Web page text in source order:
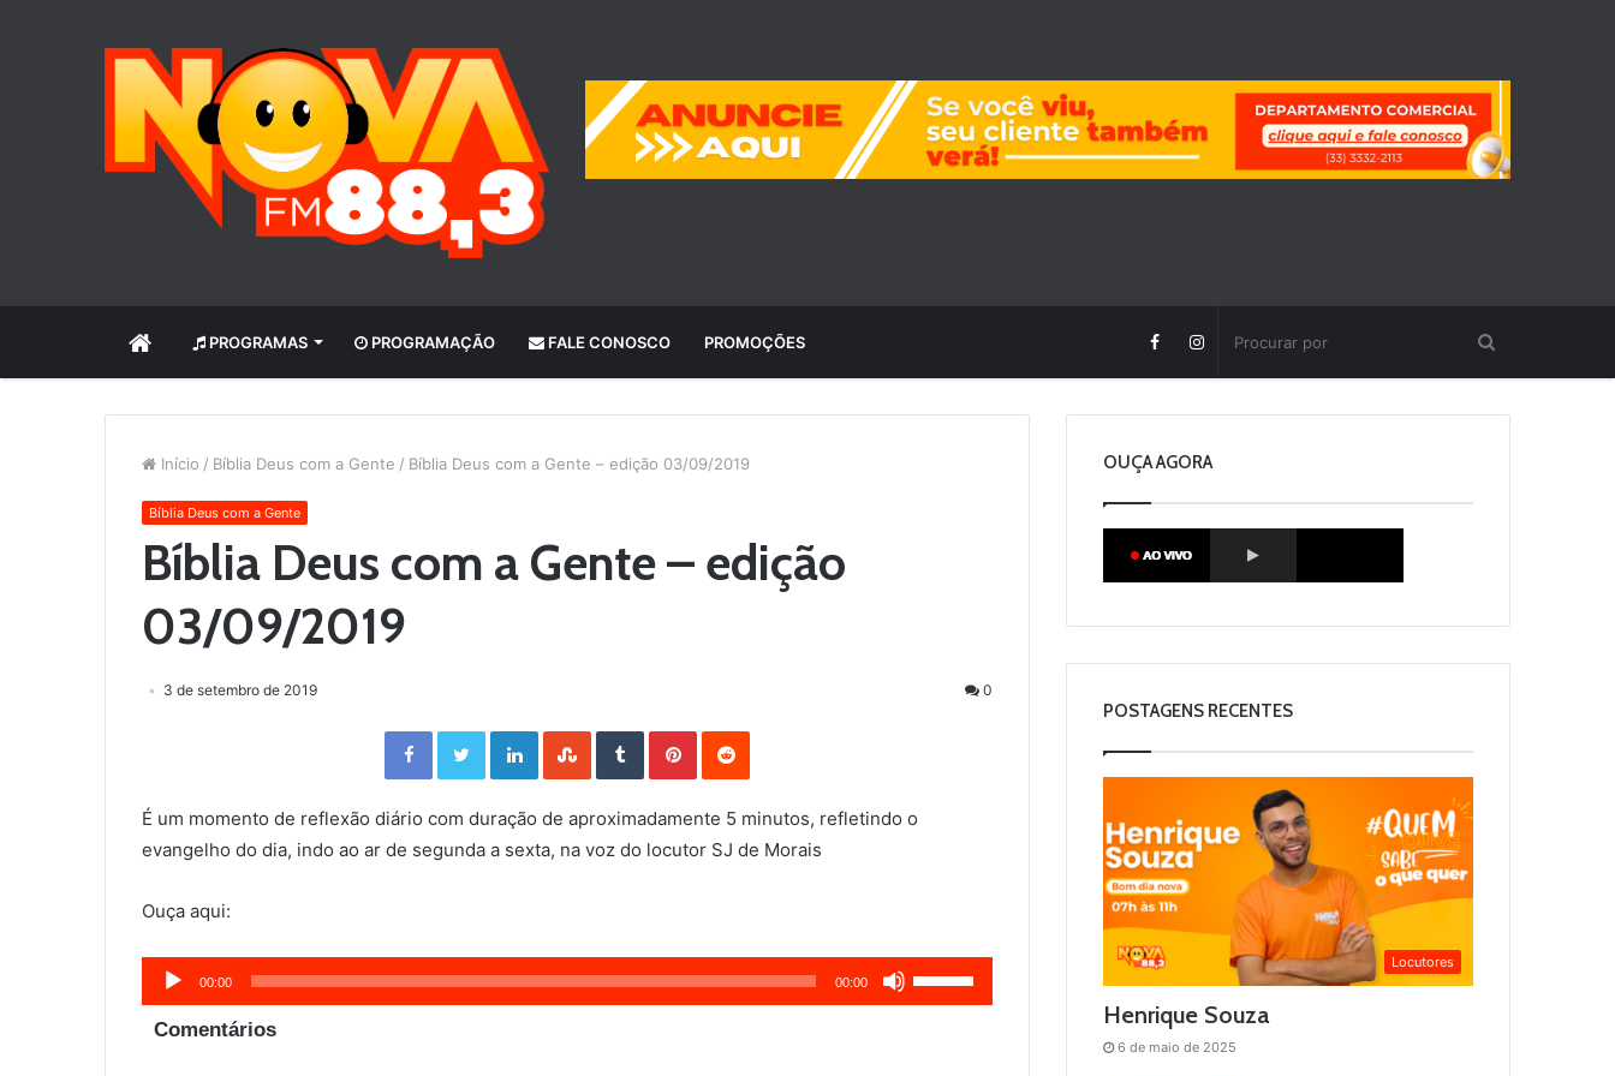
INÍCIO PROGRAMAS PROGRAMAÇÃO FALE CONOSCO PROMOÇÕES
Início / Bíblia Deus com a Gente / Bíblia Deus com a Gente – edição 03/09/2019
Bíblia Deus com a Gente
Bíblia Deus com a Gente – edição
03/09/2019
3 de setembro de 2019 0
Facebook Twitter LinkedIn StumbleUpon Tumblr Pinterest
É um momento de reflexão diário com duração de aproximadamente 5 minutos, refletindo o
evangelho do dia, indo ao ar de segunda a sexta, na voz do locutor SJ de Morais
Ouça aqui:
Tocador
de
áudio
00:00 00:00
as
Comentários
OUÇA AGORA
POSTAGENS RECENTES
Locutores
Henrique Souza
6 de maio de 2025